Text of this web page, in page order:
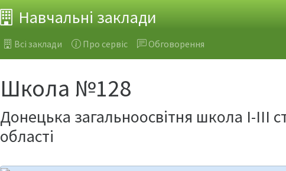
Навчальні заклади
Всі заклади Про сервіс Обговорення
Школа №128
Донецька загальноосвітня школа І-ІІІ
області